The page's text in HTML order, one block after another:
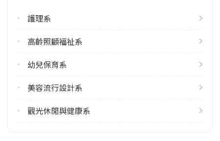
學系電話
基隆市中山區復興路336號
護理系
高齡照顧福祉系
幼兒保育系
美容流行設計系
觀光休閒與健康系